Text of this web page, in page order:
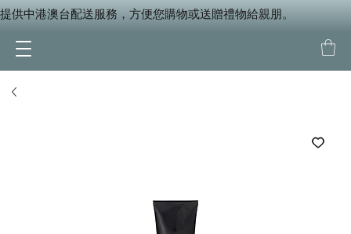
提供中港澳台配送服務，方便您購物或送贈禮物給親朋。